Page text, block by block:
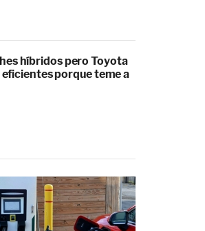
híbridos pero Toyota
porque teme a